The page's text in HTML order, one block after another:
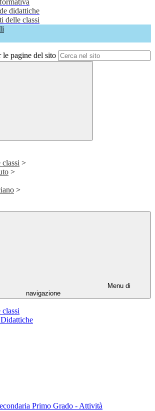
didattiche
delle classi
le pagine del sito
>
>
>
Menu di
navigazione
Primo Grado - Attività